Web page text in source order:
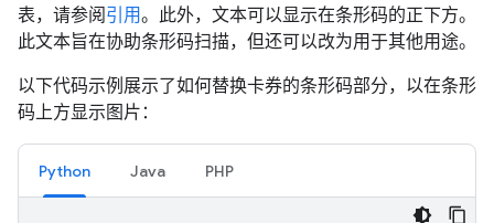
表，请参阅引用。此外，文本可以显示在条形码的正下方。
此文本旨在协助条形码扫描，但还可以改为用于其他用途。
以下代码示例展示了如何替换卡券的条形码部分，以在条形
码上方显示图片：
Python Java PHP